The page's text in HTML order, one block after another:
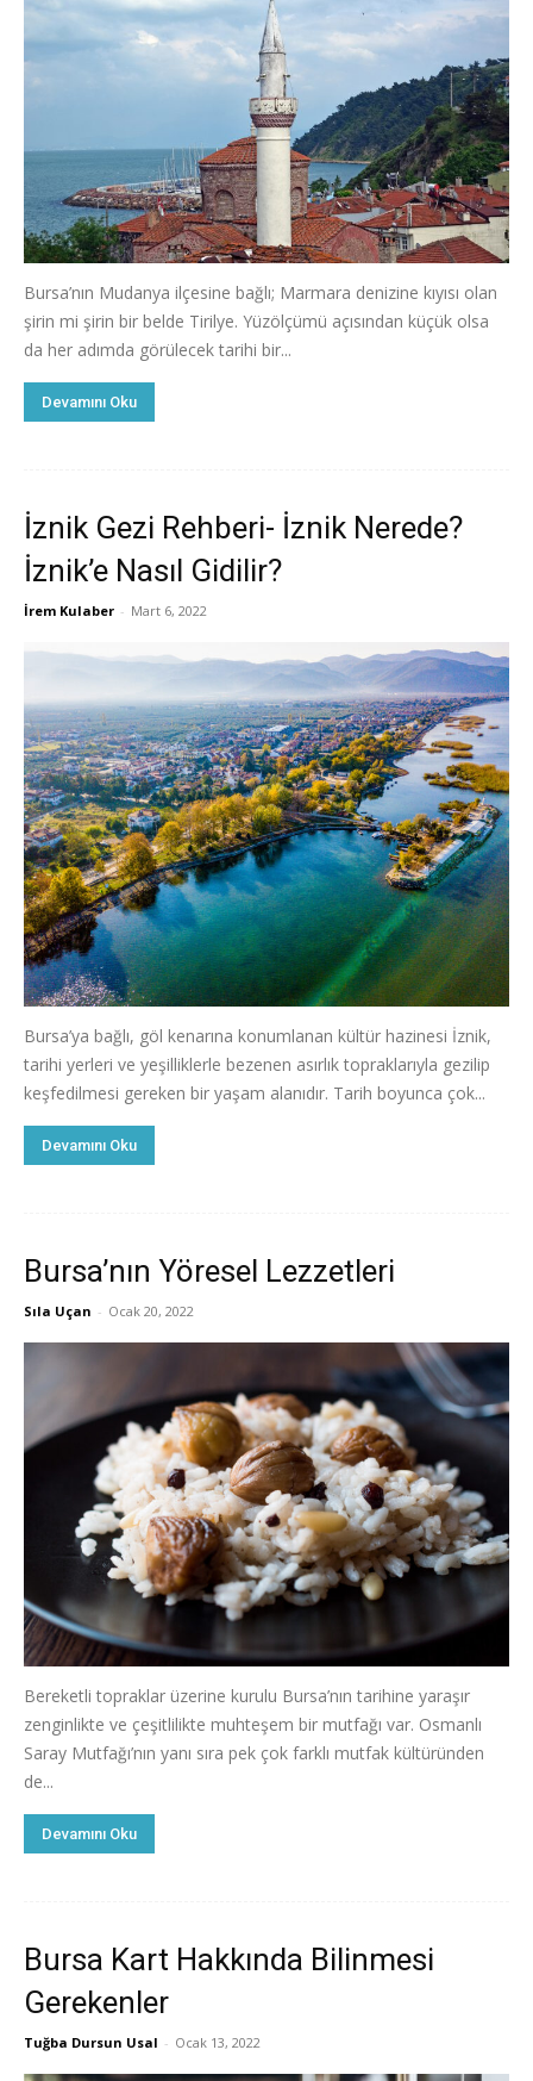
Bursa’nın Mudanya ilçesine bağlı; Marmara denizine kıyısı olan
şirin mi şirin bir belde Tirilye. Yüzölçümü açısından küçük olsa
da her adımda görülecek tarihi bir...
Devamını Oku
İznik Gezi Rehberi- İznik Nerede?
İznik’e Nasıl Gidilir?
İrem Kulaber - Mart 6, 2022
Bursa’ya bağlı, göl kenarına konumlanan kültür hazinesi İznik,
tarihi yerleri ve yeşilliklerle bezenen asırlık topraklarıyla gezilip
keşfedilmesi gereken bir yaşam alanıdır. Tarih boyunca çok...
Devamını Oku
Bursa’nın Yöresel Lezzetleri
Sıla Uçan - Ocak 20, 2022
Bereketli topraklar üzerine kurulu Bursa’nın tarihine yaraşır
zenginlikte ve çeşitlilikte muhteşem bir mutfağı var. Osmanlı
Saray Mutfağı’nın yanı sıra pek çok farklı mutfak kültüründen
de...
Devamını Oku
Bursa Kart Hakkında Bilinmesi
Gerekenler
Tuğba Dursun Usal - Ocak 13, 2022